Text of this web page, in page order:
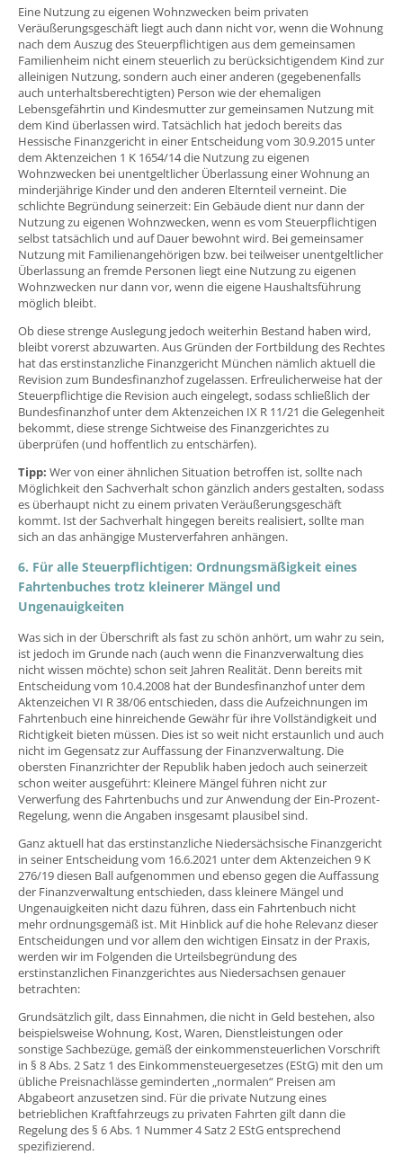
Eine Nutzung zu eigenen Wohnzwecken beim privaten
Veräußerungsgeschäft liegt auch dann nicht vor, wenn die Wohnung
nach dem Auszug des Steuerpflichtigen aus dem gemeinsamen
Familienheim nicht einem steuerlich zu berücksichtigendem Kind zur
alleinigen Nutzung, sondern auch einer anderen (gegebenenfalls
auch unterhaltsberechtigten) Person wie der ehemaligen
Lebensgefährtin und Kindesmutter zur gemeinsamen Nutzung mit
dem Kind überlassen wird. Tatsächlich hat jedoch bereits das
Hessische Finanzgericht in einer Entscheidung vom 30.9.2015 unter
dem Aktenzeichen 1 K 1654/14 die Nutzung zu eigenen
Wohnzwecken bei unentgeltlicher Überlassung einer Wohnung an
minderjährige Kinder und den anderen Elternteil verneint. Die
schlichte Begründung seinerzeit: Ein Gebäude dient nur dann der
Nutzung zu eigenen Wohnzwecken, wenn es vom Steuerpflichtigen
selbst tatsächlich und auf Dauer bewohnt wird. Bei gemeinsamer
Nutzung mit Familienangehörigen bzw. bei teilweiser unentgeltlicher
Überlassung an fremde Personen liegt eine Nutzung zu eigenen
Wohnzwecken nur dann vor, wenn die eigene Haushaltsführung
möglich bleibt.
Ob diese strenge Auslegung jedoch weiterhin Bestand haben wird,
bleibt vorerst abzuwarten. Aus Gründen der Fortbildung des Rechtes
hat das erstinstanzliche Finanzgericht München nämlich aktuell die
Revision zum Bundesfinanzhof zugelassen. Erfreulicherweise hat der
Steuerpflichtige die Revision auch eingelegt, sodass schließlich der
Bundesfinanzhof unter dem Aktenzeichen IX R 11/21 die Gelegenheit
bekommt, diese strenge Sichtweise des Finanzgerichtes zu
überprüfen (und hoffentlich zu entschärfen).
Tipp: Wer von einer ähnlichen Situation betroffen ist, sollte nach
Möglichkeit den Sachverhalt schon gänzlich anders gestalten, sodass
es überhaupt nicht zu einem privaten Veräußerungsgeschäft
kommt. Ist der Sachverhalt hingegen bereits realisiert, sollte man
sich an das anhängige Musterverfahren anhängen.
6. Für alle Steuerpflichtigen: Ordnungsmäßigkeit eines
Fahrtenbuches trotz kleinerer Mängel und
Ungenauigkeiten
Was sich in der Überschrift als fast zu schön anhört, um wahr zu sein,
ist jedoch im Grunde nach (auch wenn die Finanzverwaltung dies
nicht wissen möchte) schon seit Jahren Realität. Denn bereits mit
Entscheidung vom 10.4.2008 hat der Bundesfinanzhof unter dem
Aktenzeichen VI R 38/06 entschieden, dass die Aufzeichnungen im
Fahrtenbuch eine hinreichende Gewähr für ihre Vollständigkeit und
Richtigkeit bieten müssen. Dies ist so weit nicht erstaunlich und auch
nicht im Gegensatz zur Auffassung der Finanzverwaltung. Die
obersten Finanzrichter der Republik haben jedoch auch seinerzeit
schon weiter ausgeführt: Kleinere Mängel führen nicht zur
Verwerfung des Fahrtenbuchs und zur Anwendung der Ein-Prozent-
Regelung, wenn die Angaben insgesamt plausibel sind.
Ganz aktuell hat das erstinstanzliche Niedersächsische Finanzgericht
in seiner Entscheidung vom 16.6.2021 unter dem Aktenzeichen 9 K
276/19 diesen Ball aufgenommen und ebenso gegen die Auffassung
der Finanzverwaltung entschieden, dass kleinere Mängel und
Ungenauigkeiten nicht dazu führen, dass ein Fahrtenbuch nicht
mehr ordnungsgemäß ist. Mit Hinblick auf die hohe Relevanz dieser
Entscheidungen und vor allem den wichtigen Einsatz in der Praxis,
werden wir im Folgenden die Urteilsbegründung des
erstinstanzlichen Finanzgerichtes aus Niedersachsen genauer
betrachten:
Grundsätzlich gilt, dass Einnahmen, die nicht in Geld bestehen, also
beispielsweise Wohnung, Kost, Waren, Dienstleistungen oder
sonstige Sachbezüge, gemäß der einkommensteuerlichen Vorschrift
in § 8 Abs. 2 Satz 1 des Einkommensteuergesetzes (EStG) mit den um
übliche Preisnachlässe geminderten „normalen“ Preisen am
Abgabeort anzusetzen sind. Für die private Nutzung eines
betrieblichen Kraftfahrzeugs zu privaten Fahrten gilt dann die
Regelung des § 6 Abs. 1 Nummer 4 Satz 2 EStG entsprechend
spezifizierend.